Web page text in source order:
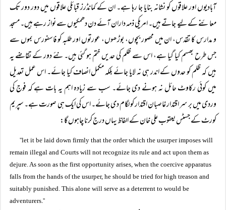
آبادیوں اور علاقوں کو نشانہ بنایا جا رہا ہے۔ ان کے کمانڈرز قبائلی علاقوں میں دور دور تک
معائنے کے لیے جاتے ہیں۔ امریکی ذمہ داران آئے دن دھمکیوں سے نواز رہے ہیں۔ مسجد
و مدارس کا تقدس، ان میں محصور بچوں، بوڑھوں، عورتوں اور طلبہ کو فاسفورس بموں سے
جس طرح بھسم کیا گیا ہے، اس سے ظلم کی حدیں ختم ہو گئی ہیں۔نئے دور کے تقاضے یہ
ہیں کہ ظلم کو حدوں کے اندر ہی نہ لایا جائے بلکہ مکمل انصاف کیا جائے۔ اس عمل تعدیل
میں کوئی رکاوٹ حائل نہ ہونے دی جائے۔ سب سے زیادہ اہم یہ بات ہے کہ فوج کی
وردی میں بر سر اقتدار غاصبان اقتدار کو لگام دی جائے۔ اس کی ایک ہی صورت ہے۔ سپریم
کورٹ کے جسٹس یعقوب علی خان کے الفاظ یہاں درج کرنا چاہوں گا:
''let it be laid down firmly that the order which the usurper imposes will
remain illegal and Courts will not recognize its rule and act upon them as
dejure. As soon as the first opportunity arises, when the coercive apparatus
falls from the hands of the usurper, he should be tried for high treason and
suitably punished. This alone will serve as a deterrent to would be
adventurers.''